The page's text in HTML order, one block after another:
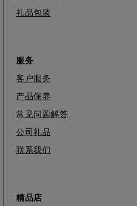
礼品包装
服务
客户服务
产品保养
常见问题解答
公司礼品
联系我们
精品店